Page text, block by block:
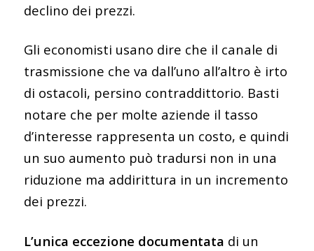
declino dei prezzi.
Gli economisti usano dire che il canale di
trasmissione che va dall’uno all’altro è irto
di ostacoli, persino contraddittorio. Basti
notare che per molte aziende il tasso
d’interesse rappresenta un costo, e quindi
un suo aumento può tradursi non in una
riduzione ma addirittura in un incremento
dei prezzi.
L’unica eccezione documentata di un